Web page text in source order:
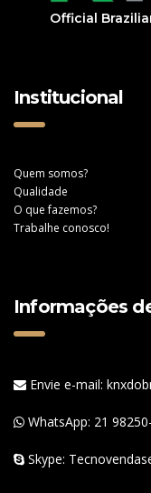
Official
Institucional
Quem somos?
Qualidade
O que fazemos?
Trabalhe conosco!
Informações
Envie e-mail:
WhatsApp: 21
Skype: